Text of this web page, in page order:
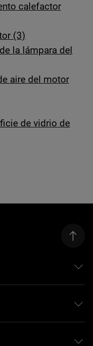
calefactor
(3)
la lámpara del
aire del motor
de vidrio de